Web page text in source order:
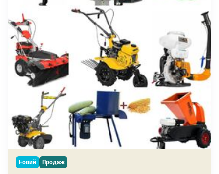
Новий Продаж